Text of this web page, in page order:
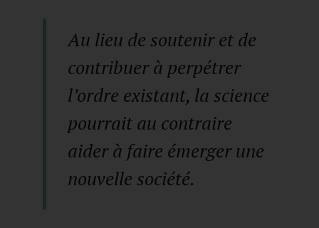
Au lieu de soutenir et de
contribuer à perpétrer
l’ordre existant, la science
pourrait au contraire
aider à faire émerger une
nouvelle société.